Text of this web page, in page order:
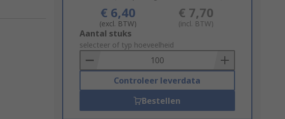
€ 6,40
(excl. BTW)
€ 7,70
(incl. BTW)
Add
to
Basket
Aantal stuks
selecteer of typ hoeveelheid
Controleer leverdata
Bestellen